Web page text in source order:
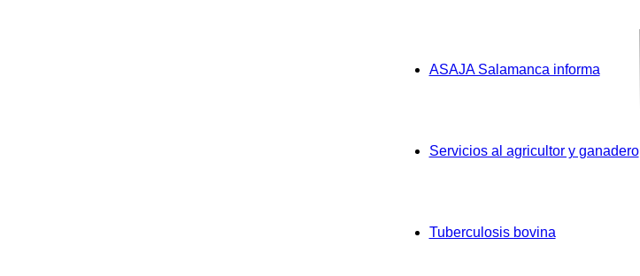
ASAJA Salamanca informa
Servicios al agricultor y ganadero
Tuberculosis bovina